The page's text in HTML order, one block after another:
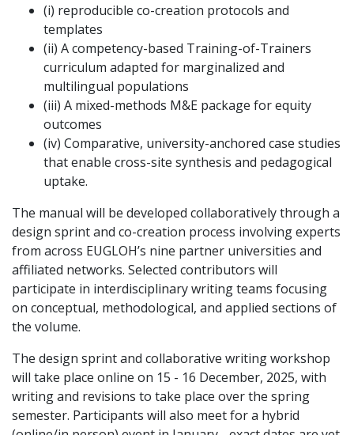
(i) reproducible co-creation protocols and
templates
(ii) A competency-based Training-of-Trainers
curriculum adapted for marginalized and
multilingual populations
(iii) A mixed-methods M&E package for equity
outcomes
(iv) Comparative, university-anchored case studies
that enable cross-site synthesis and pedagogical
uptake.
The manual will be developed collaboratively through a
design sprint and co-creation process involving experts
from across EUGLOH’s nine partner universities and
affiliated networks. Selected contributors will
participate in interdisciplinary writing teams focusing
on conceptual, methodological, and applied sections of
the volume.
The design sprint and collaborative writing workshop
will take place online on 15 - 16 December, 2025, with
writing and revisions to take place over the spring
semester. Participants will also meet for a hybrid